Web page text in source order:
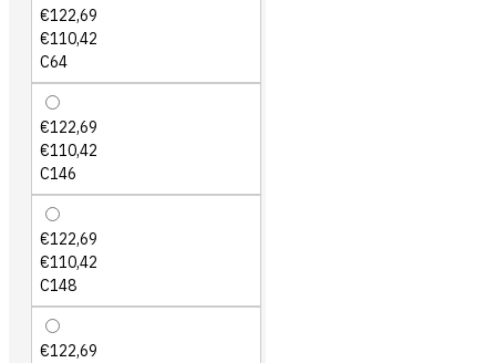
€122,69
€110,42
C64
€122,69
€110,42
C146
€122,69
€110,42
C148
€122,69